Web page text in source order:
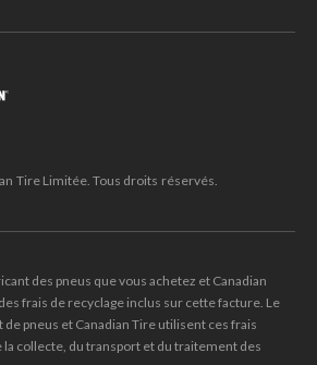
Tire Limitée. Tous droits réservés.
des pneus que vous achetez et Canadian
frais de recyclage inclus sur cette facture. Le
pneus et Canadian Tire utilisent ces frais
collecte, du transport et du traitement des